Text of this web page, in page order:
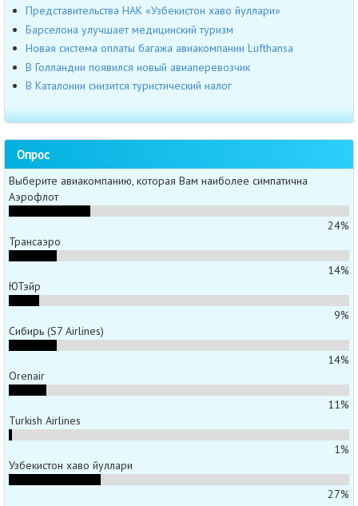
Представительства НАК «Узбекистон хаво йуллари»
Барселона улучшает медицинский туризм
Новая система оплаты багажа авиакомпании Lufthansa
В Голландии появился новый авиаперевозчик
В Каталонии снизится туристический налог
Опрос
Выберите авиакомпанию, которая Вам наиболее симпатична
Аэрофлот
24%
Трансаэро
14%
ЮТэйр
9%
Сибирь (S7 Airlines)
14%
Orenair
11%
Turkish Airlines
1%
Узбекистон хаво йуллари
27%